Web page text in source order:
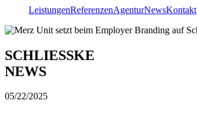
LeistungenReferenzenAgenturNewsKontakt
SCHLIESSKE
NEWS
05/22/2025